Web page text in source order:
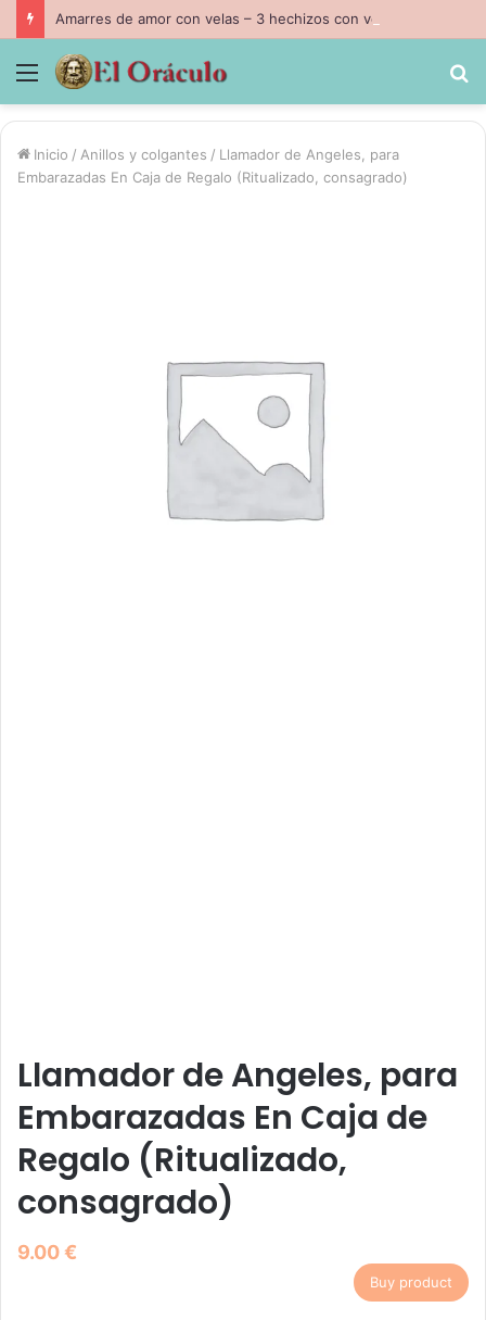
Menú
Inicio / Anillos y colgantes / Llamador de Angeles, para
Embarazadas En Caja de Regalo (Ritualizado, consagrado)
Llamador de Angeles, para
Embarazadas En Caja de
Regalo (Ritualizado,
consagrado)
9.00€
Buy product